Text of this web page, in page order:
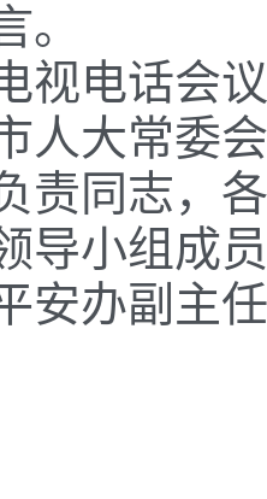
。
视电话会
人大常委会
责同志，
导小组成
安办副主任